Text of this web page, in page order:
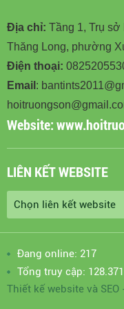
Địa chỉ: Tầng 1, Trụ
Thăng Long, phường
Điện thoại:
Email :
Website:
LIÊN KẾT WEBSITE
Đang online: 217
Tổng truy cập:
Thiết kế website và SEO